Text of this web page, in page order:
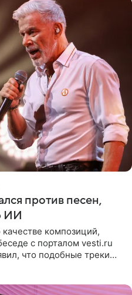
против песен,
ИИ
качестве композиций,
с порталом vesti.ru
что подобные треки